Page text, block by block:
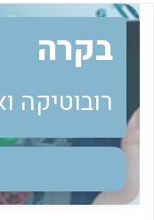
בקרה
רובוטיקה